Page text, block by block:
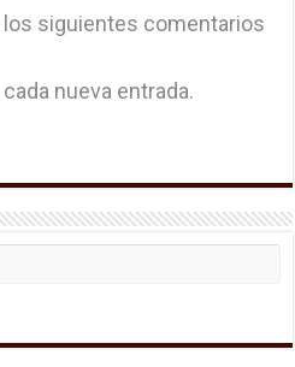
los siguientes comentarios
nueva entrada.